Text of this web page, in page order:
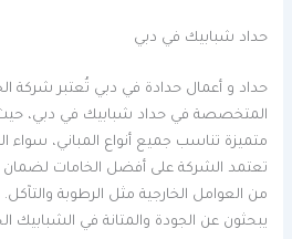
حداد شبابيك في دبي
حداد و أعمال حدادة في دبي تُعتبر شركة
المتخصصة في حداد شبابيك في دبي، حيث
متميزة تناسب جميع أنواع المباني، سواء
تعتمد الشركة على أفضل الخامات لضمان
من العوامل الخارجية مثل الرطوبة
يبحثون عن الجودة والمتانة في الشبابيك